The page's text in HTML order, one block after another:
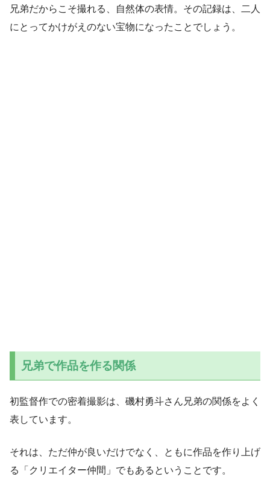
兄弟だからこそ撮れる、自然体の表情。その記録は、二人
にとってかけがえのない宝物になったことでしょう。
兄弟で作品を作る関係
初監督作での密着撮影は、磯村勇斗さん兄弟の関係をよく
表しています。
それは、ただ仲が良いだけでなく、ともに作品を作り上げ
る「クリエイター仲間」でもあるということです。